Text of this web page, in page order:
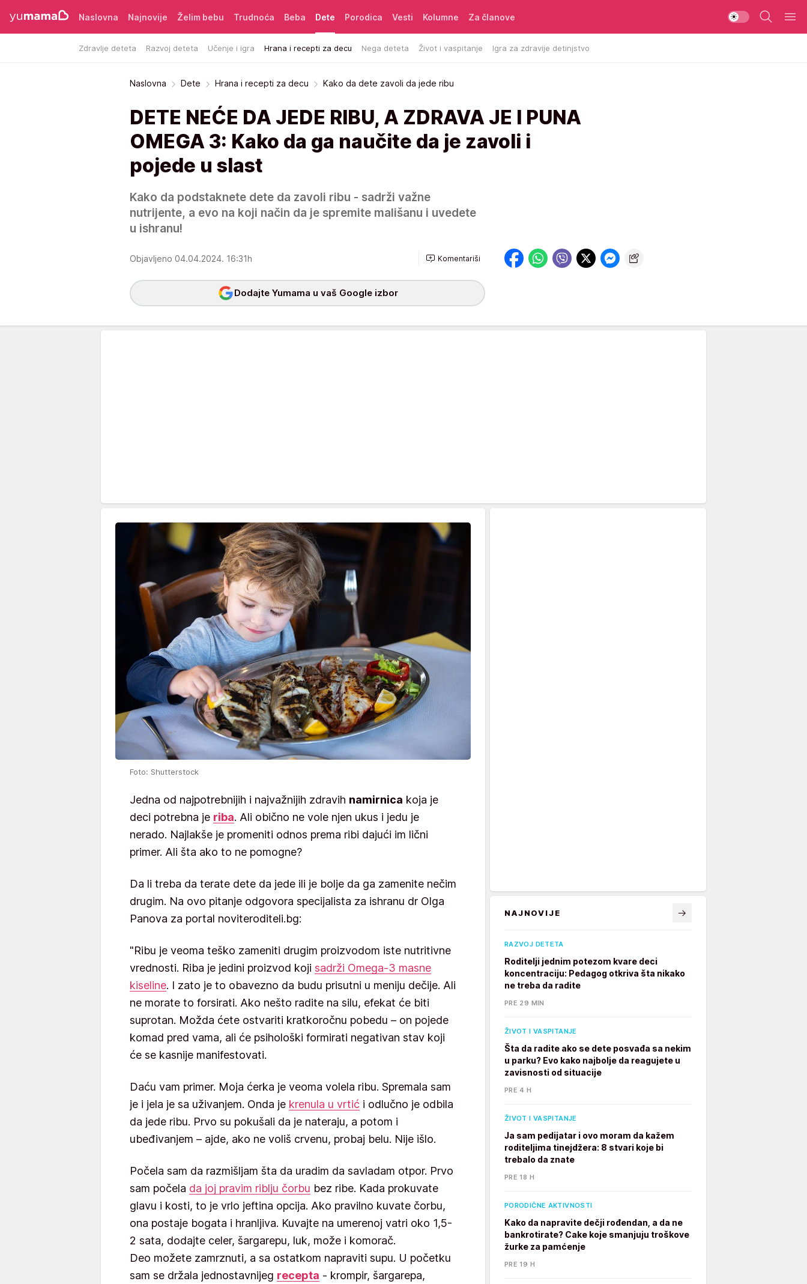
Naslovna Najnovije Želim bebu Trudnoća Beba Dete
Zdravlje deteta Razvoj deteta Učenje i igra Hrana i recepti za decu Nega deteta Život i vaspitanje Igra za zdravije detinjstvo
Porodica Vesti Kolumne Za članove
Naslovna Dete Hrana i recepti za decu Kako da dete zavoli da jede ribu
DETE NEĆE DA JEDE RIBU, A ZDRAVA JE I PUNA
OMEGA 3: Kako da ga naučite da je zavoli i
pojede u slast
Kako da podstaknete dete da zavoli ribu - sadrži važne
nutrijente, a evo na koji način da je spremite mališanu i uvedete
u ishranu!
Objavljeno 04.04.2024. 16:31h Komentariši
Dodajte Yumama u vaš Google izbor
Foto: Shutterstock
Jedna od najpotrebnijih i najvažnijih zdravih namirnica koja je
deci potrebna je riba. Ali obično ne vole njen ukus i jedu je
nerado. Najlakše je promeniti odnos prema ribi dajući im lični
primer. Ali šta ako to ne pomogne?
Da li treba da terate dete da jede ili je bolje da ga zamenite nečim
drugim. Na ovo pitanje odgovora specijalista za ishranu dr Olga
Panova za portal noviteroditeli.bg:
"Ribu je veoma teško zameniti drugim proizvodom iste nutritivne
vrednosti. Riba je jedini proizvod koji sadrži Omega-3 masne
kiseline. I zato je to obavezno da budu prisutni u meniju dečije. Ali
ne morate to forsirati. Ako nešto radite na silu, efekat će biti
suprotan. Možda ćete ostvariti kratkoročnu pobedu – on pojede
komad pred vama, ali će psihološki formirati negativan stav koji
će se kasnije manifestovati.
Daću vam primer. Moja ćerka je veoma volela ribu. Spremala sam
je i jela je sa uživanjem. Onda je krenula u vrtić i odlučno je odbila
da jede ribu. Prvo su pokušali da je nateraju, a potom i
ubeđivanjem – ajde, ako ne voliš crvenu, probaj belu. Nije išlo.
Počela sam da razmišljam šta da uradim da savladam otpor. Prvo
sam počela da joj pravim riblju čorbu bez ribe. Kada prokuvate
glavu i kosti, to je vrlo jeftina opcija. Ako pravilno kuvate čorbu,
ona postaje bogata i hranljiva. Kuvajte na umerenoj vatri oko 1,5-
2 sata, dodajte celer, šargarepu, luk, može i komorač.
Deo možete zamrznuti, a sa ostatkom napraviti supu. U početku
sam se držala jednostavnijeg recepta - krompir, šargarepa,
NAJNOVIJE
RAZVOJ DETETA
Roditelji jednim potezom kvare deci
koncentraciju: Pedagog otkriva šta nikako
ne treba da radite
PRE 29 MIN
ŽIVOT I VASPITANJE
Šta da radite ako se dete posvađa sa nekim
u parku? Evo kako najbolje da reagujete u
zavisnosti od situacije
PRE 4 H
ŽIVOT I VASPITANJE
Ja sam pedijatar i ovo moram da kažem
roditeljima tinejdžera: 8 stvari koje bi
trebalo da znate
PRE 18 H
PORODIČNE AKTIVNOSTI
Kako da napravite dečji rođendan, a da ne
bankrotirate? Cake koje smanjuju troškove
žurke za pamćenje
PRE 19 H